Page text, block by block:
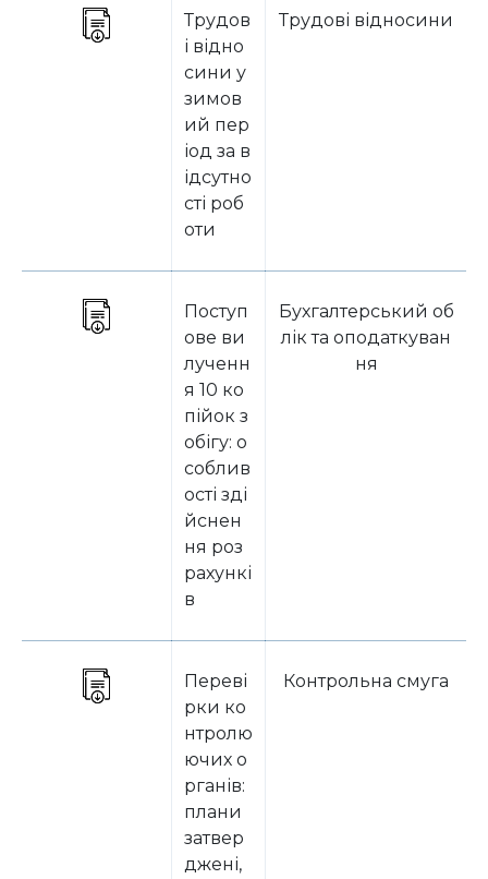
Трудов
і відно
сини у
зимов
ий пер
іод за в
ідсутно
сті роб
оти
Трудові відносини
Поступ
ове ви
лученн
я 10 ко
пійок з
обігу: о
соблив
ості зді
йснен
ня роз
рахункі
в
Бухгалтерський об
лік та оподаткуван
ня
Переві
рки ко
нтролю
ючих о
рганів:
плани
затвер
джені,
Контрольна смуга